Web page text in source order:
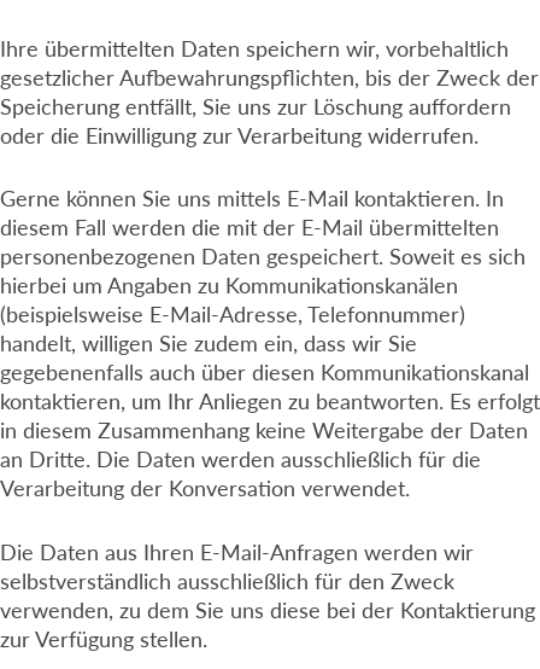
Ihre übermittelten Daten speichern wir, vorbehaltlich
gesetzlicher Aufbewahrungspflichten, bis der Zweck der
Speicherung entfällt, Sie uns zur Löschung auffordern
oder die Einwilligung zur Verarbeitung widerrufen.
Gerne können Sie uns mittels E-Mail kontaktieren. In
diesem Fall werden die mit der E-Mail übermittelten
personenbezogenen Daten gespeichert. Soweit es sich
hierbei um Angaben zu Kommunikationskanälen
(beispielsweise E-Mail-Adresse, Telefonnummer)
handelt, willigen Sie zudem ein, dass wir Sie
gegebenenfalls auch über diesen Kommunikationskanal
kontaktieren, um Ihr Anliegen zu beantworten. Es erfolgt
in diesem Zusammenhang keine Weitergabe der Daten
an Dritte. Die Daten werden ausschließlich für die
Verarbeitung der Konversation verwendet.
Die Daten aus Ihren E-Mail-Anfragen werden wir
selbstverständlich ausschließlich für den Zweck
verwenden, zu dem Sie uns diese bei der Kontaktierung
zur Verfügung stellen.